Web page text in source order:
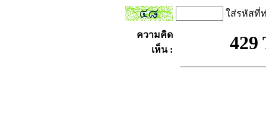
ใส่รหัสที่
ความคิด
เห็น :